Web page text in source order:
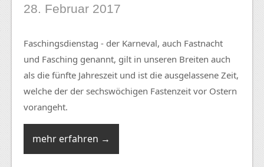
28. Februar 2017
Faschingsdienstag - der Karneval, auch Fastnacht
und Fasching genannt, gilt in unseren Breiten auch
als die fünfte Jahreszeit und ist die ausgelassene Zeit,
welche der der sechswöchigen Fastenzeit vor Ostern
vorangeht.
mehr erfahren →